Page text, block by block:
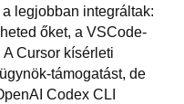
legjobban integráltak:
őket, a VSCode-
Cursor kísérleti
támogatást, de
Codex CLI